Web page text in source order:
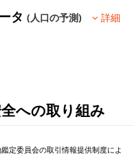
タ(人口の予測)
詳細
への取り組み
定委員会の取引情報提供制度によ